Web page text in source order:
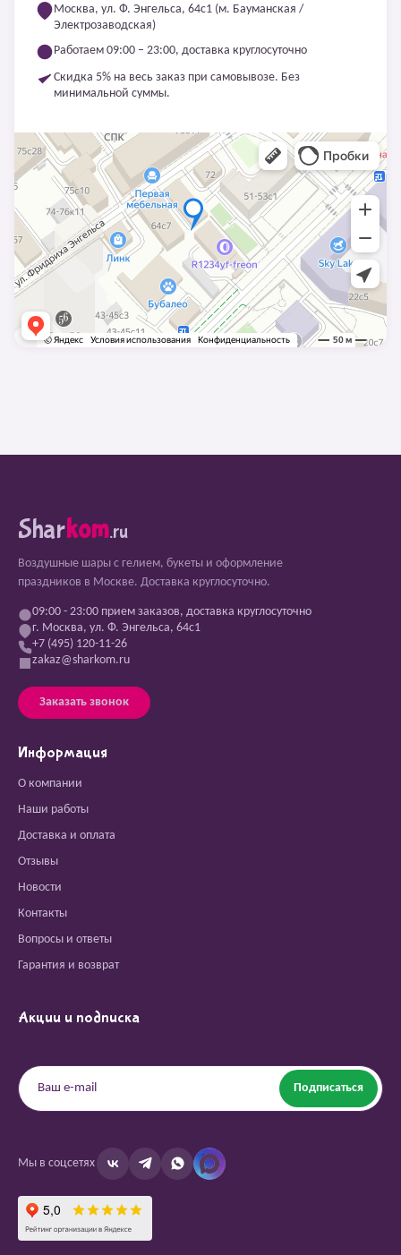
Москва, ул. Ф. Энгельса, 64с1 (м. Бауманская /
Электрозаводская)
Работаем 09:00 – 23:00, доставка круглосуточно
Скидка 5% на весь заказ при самовывозе. Без
минимальной суммы.
Sharkom.ru
Воздушные шары с гелием, букеты и оформление
праздников в Москве. Доставка круглосуточно.
09:00 - 23:00 прием заказов, доставка круглосуточно
г. Москва, ул. Ф. Энгельса, 64с1
+7 (495) 120-11-26
zakaz@sharkom.ru
Заказать звонок
Информация
О компании
Наши работы
Доставка и оплата
Отзывы
Новости
Контакты
Вопросы и ответы
Гарантия и возврат
Акции и подписка
Подписаться
Мы в соцсетях